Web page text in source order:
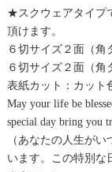
★スクウェアタイプ
頂けます。
６切サイズ２面（角
６切サイズ２面（角
表紙カット：カッ
May your life be
special day bring you
（あなたの人生が
います。この特別な